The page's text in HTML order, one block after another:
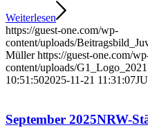
Weiterlesen
https://guest-one.com/wp-
content/uploads/
Müller https://guest-one.com/
content/uploads/
10:51:502025-11-21 11:31:07
September 2025NRW-